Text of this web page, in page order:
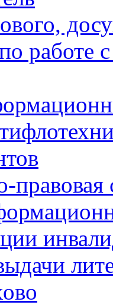
работе
правовая